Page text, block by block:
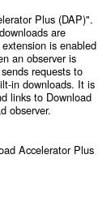
Plus (DAP)".
are
is enabled
an observer is
requests to
in downloads. It is
links to Download
observer.
Accelerator Plus